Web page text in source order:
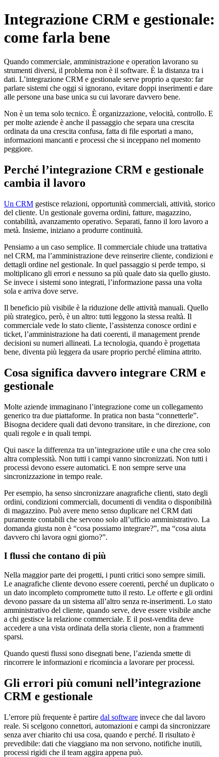
Skip
to
Integrazione CRM e gestionale:
come farla bene
Quando commerciale, amministrazione e operation lavorano su
strumenti diversi, il problema non è il software. È la distanza tra i
dati. L’integrazione CRM e gestionale serve proprio a questo: far
parlare sistemi che oggi si ignorano, evitare doppi inserimenti e dare
alle persone una base unica su cui lavorare davvero bene.
Non è un tema solo tecnico. È organizzazione, velocità, controllo. E
per molte aziende è anche il passaggio che separa una crescita
ordinata da una crescita confusa, fatta di file esportati a mano,
informazioni mancanti e processi che si inceppano nel momento
peggiore.
Perché l’integrazione CRM e gestionale
cambia il lavoro
Un CRM gestisce relazioni, opportunità commerciali, attività, storico
del cliente. Un gestionale governa ordini, fatture, magazzino,
contabilità, avanzamento operativo. Separati, fanno il loro lavoro a
metà. Insieme, iniziano a produrre continuità.
Pensiamo a un caso semplice. Il commerciale chiude una trattativa
nel CRM, ma l’amministrazione deve reinserire cliente, condizioni e
dettagli ordine nel gestionale. In quel passaggio si perde tempo, si
moltiplicano gli errori e nessuno sa più quale dato sia quello giusto.
Se invece i sistemi sono integrati, l’informazione passa una volta
sola e arriva dove serve.
Il beneficio più visibile è la riduzione delle attività manuali. Quello
più strategico, però, è un altro: tutti leggono la stessa realtà. Il
commerciale vede lo stato cliente, l’assistenza conosce ordini e
ticket, l’amministrazione ha dati coerenti, il management prende
decisioni su numeri allineati. La tecnologia, quando è progettata
bene, diventa più leggera da usare proprio perché elimina attrito.
Cosa significa davvero integrare CRM e
gestionale
Molte aziende immaginano l’integrazione come un collegamento
generico tra due piattaforme. In pratica non basta “connetterle”.
Bisogna decidere quali dati devono transitare, in che direzione, con
quali regole e in quali tempi.
Qui nasce la differenza tra un’integrazione utile e una che crea solo
altra complessità. Non tutti i campi vanno sincronizzati. Non tutti i
processi devono essere automatici. E non sempre serve una
sincronizzazione in tempo reale.
Per esempio, ha senso sincronizzare anagrafiche clienti, stato degli
ordini, condizioni commerciali, documenti di vendita o disponibilità
di magazzino. Può avere meno senso duplicare nel CRM dati
puramente contabili che servono solo all’ufficio amministrativo. La
domanda giusta non è “cosa possiamo integrare?”, ma “cosa aiuta
davvero chi lavora ogni giorno?”.
I flussi che contano di più
Nella maggior parte dei progetti, i punti critici sono sempre simili.
Le anagrafiche cliente devono essere coerenti, perché un duplicato o
un dato incompleto compromette tutto il resto. Le offerte e gli ordini
devono passare da un sistema all’altro senza re-inserimenti. Lo stato
amministrativo del cliente, quando serve, deve essere visibile anche
a chi gestisce la relazione commerciale. E il post-vendita deve
accedere a una vista ordinata della storia cliente, non a frammenti
sparsi.
Quando questi flussi sono disegnati bene, l’azienda smette di
rincorrere le informazioni e ricomincia a lavorare per processi.
Gli errori più comuni nell’integrazione
CRM e gestionale
L’errore più frequente è partire dal software invece che dal lavoro
reale. Si scelgono connettori, automazioni e campi da sincronizzare
senza aver chiarito chi usa cosa, quando e perché. Il risultato è
prevedibile: dati che viaggiano ma non servono, notifiche inutili,
processi rigidi che il team aggira appena può.